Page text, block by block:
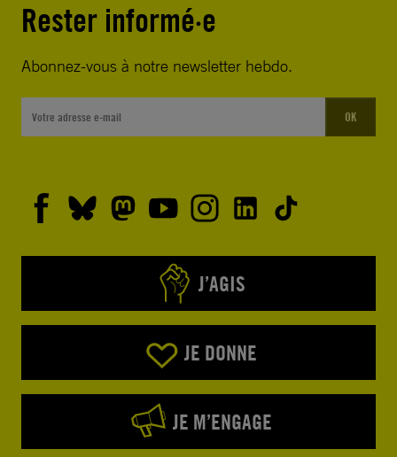
Rester informé·e
Abonnez-vous à notre newsletter hebdo.
OK
J’AGIS
JE DONNE
JE M’ENGAGE